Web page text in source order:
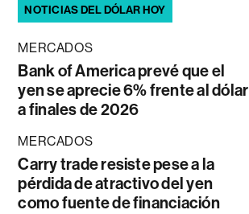
NOTICIAS DEL DÓLAR HOY
MERCADOS
Bank of America prevé que el
yen se aprecie 6% frente al dólar
a finales de 2026
MERCADOS
Carry trade resiste pese a la
pérdida de atractivo del yen
como fuente de financiación